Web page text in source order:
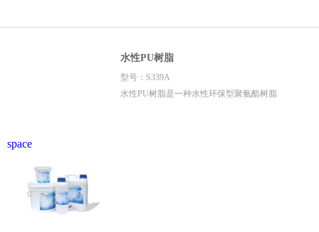
space
水性PU树脂
型号：S339A
水性PU树脂是一种水性环保型聚氨酯树脂